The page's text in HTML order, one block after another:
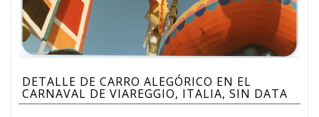
DETALLE DE CARRO ALEGÓRICO EN EL
CARNAVAL DE VIAREGGIO, ITALIA, SIN DATA